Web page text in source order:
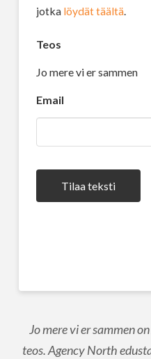
jotka löydät täältä.
Teos
Jo mere vi er sammen
Email
Tilaa teksti
Jo mere vi er sammen
teos. Agency North